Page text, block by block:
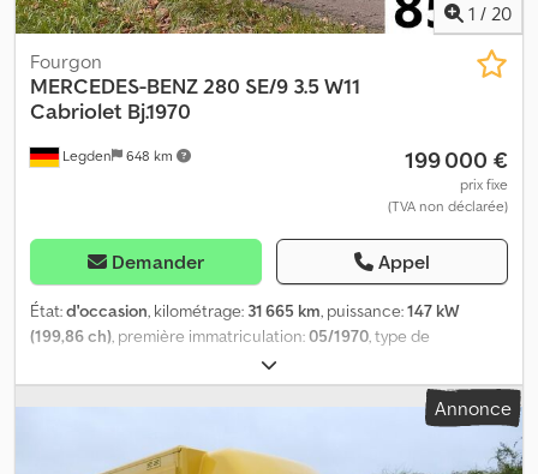
1 / 20
Legden 648 km
Fourgon
MERCEDES-BENZ280 SE/9 3.5 W11
Cabriolet Bj.1970
199 000 €
prix fixe
(TVA non déclarée)
Demander Appel
État:d'occasion, kilométrage: 31 665 km, puissance:147 kW
(199,86 ch), première immatriculation:05/1970, type de
, prochaine inspection (TÜV):
couleur:gris, type d'engrenage:automatique, * Coupé
transformé en cabriolet par la société Hofmann, Aarbergen *
cassette * TÜV jusqu'au numéro interne du véhicule : 8531----
Annonce